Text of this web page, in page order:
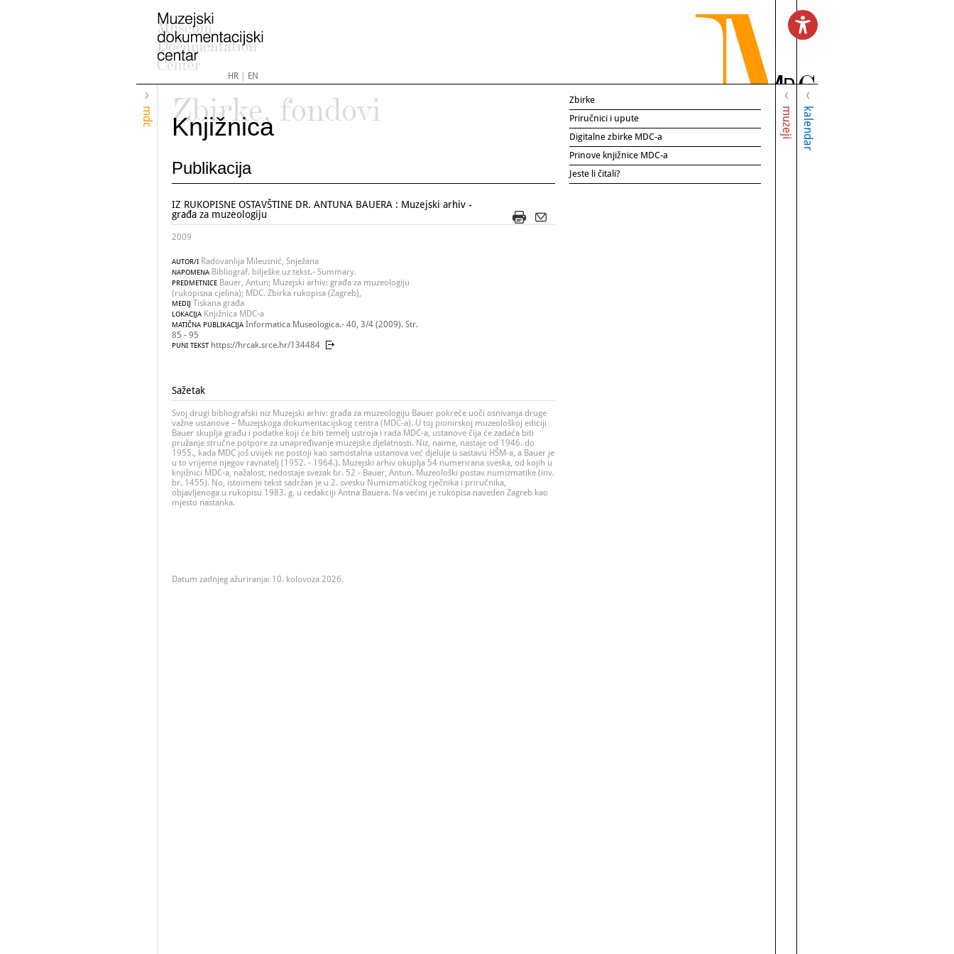
HR| EN
mdc muzeji kalendar
Zbirke, fondovi
Knjižnica
Publikacija
IZ RUKOPISNE OSTAVŠTINE DR. ANTUNA BAUERA : Muzejski arhiv -
građa za muzeologiju
2009
AUTOR/I Radovanlija Mileusnić, Snježana
NAPOMENA Bibliograf. bilješke uz tekst.- Summary.
PREDMETNICE Bauer, Antun; Muzejski arhiv: građa za muzeologiju
(rukopisna cjelina); MDC. Zbirka rukopisa (Zagreb),
MEDIJ Tiskana građa
LOKACIJA Knjižnica MDC-a
MATIČNA PUBLIKACIJA Informatica Museologica.- 40, 3/4 (2009). Str.
85 - 95
PUNI TEKST https://hrcak.srce.hr/134484
Sažetak
Svoj drugi bibliografski niz Muzejski arhiv: građa za muzeologiju Bauer pokreće uoči osnivanja druge
važne ustanove – Muzejskoga dokumentacijskog centra (MDC-a). U toj pionirskoj muzeološkoj ediciji
Bauer skuplja građu i podatke koji će biti temelj ustroja i rada MDC-a, ustanove čija će zadaća biti
pružanje stručne potpore za unapređivanje muzejske djelatnosti. Niz, naime, nastaje od 1946. do
1955., kada MDC još uvijek ne postoji kao samostalna ustanova već djeluje u sastavu HŠM-a, a Bauer je
u to vrijeme njegov ravnatelj (1952. - 1964.). Muzejski arhiv okuplja 54 numerirana sveska, od kojih u
knjižnici MDC-a, nažalost, nedostaje svezak br. 52 - Bauer, Antun. Muzeološki postav numizmatike (inv.
br. 1455). No, istoimeni tekst sadržan je u 2. svesku Numizmatičkog rječnika i priručnika,
objavljenoga u rukopisu 1983. g. u redakciji Antna Bauera. Na većini je rukopisa naveden Zagreb kao
mjesto nastanka.
Datum zadnjeg ažuriranja: 10. kolovoza 2026.
Zbirke
Priručnici i upute
Digitalne zbirke MDC-a
Prinove knjižnice MDC-a
Jeste li čitali?